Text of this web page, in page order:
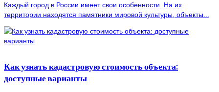
Каждый город в России имеет свои особенности. На их
территории находятся памятники мировой культуры, объекты...
Как узнать кадастровую стоимость объекта:
доступные варианты